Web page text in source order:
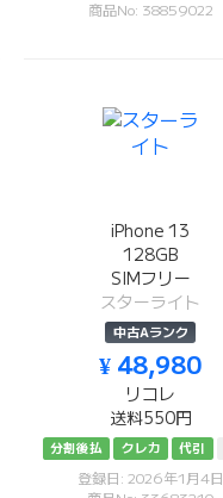
商品No: 38859022
iPhone 13
128GB
SIMフリー
スターライト
中古Aランク
¥ 48,980
リコレ
送料550円
分割後払 クレカ 代引
登録日: 2026年1月4日